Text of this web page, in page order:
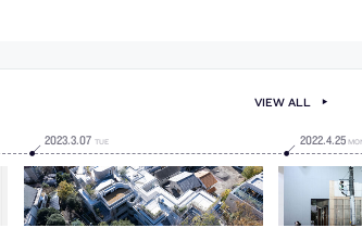
2023.3.07 TUE 2022.4.25
VIEW ALL